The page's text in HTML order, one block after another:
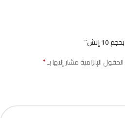
الحقول الإلزامية مشار إليها بـ*